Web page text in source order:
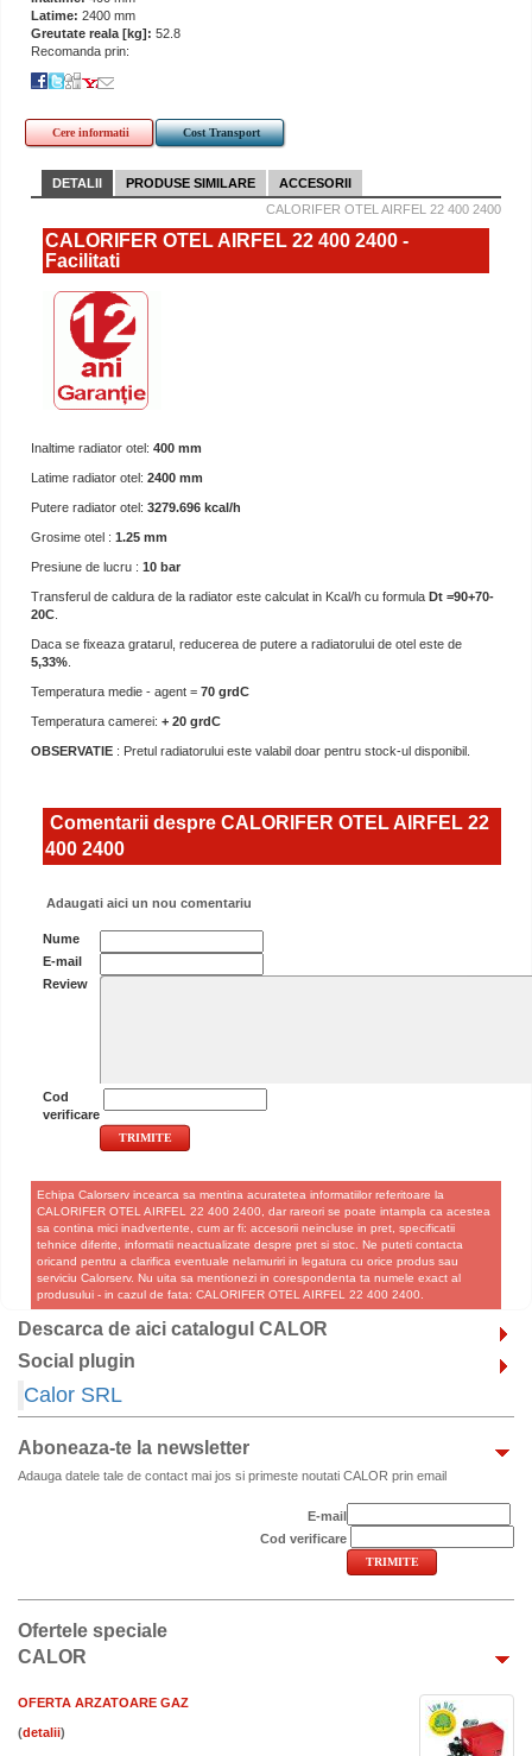
Latime: 2400 mm
Greutate reala [kg]: 52.8
Recomanda prin:
Cere informatii Cost Transport
DETALII PRODUSE SIMILARE
ACCESORII
CALORIFER OTEL AIRFEL 22 400 2400
CALORIFER OTEL AIRFEL 22 400 2400 -
Facilitati
Inaltime radiator otel: 400 mm
Latime radiator otel: 2400 mm
Putere radiator otel: 3279.696 kcal/h
Grosime otel : 1.25 mm
Presiune de lucru : 10 bar
Transferul de caldura de la radiator este calculat in Kcal/h cu formula Dt =90+70-
20C
Daca se fixeaza gratarul, reducerea de putere a radiatorului de otel este de
5,33%
Temperatura medie - agent = 70 grdC
Temperatura camerei: + 20 grdC
OBSERVATIE : Pretul radiatorului este valabil doar pentru stock-ul disponibil.
Comentarii despre CALORIFER OTEL AIRFEL 22
400 2400
Adaugati aici un nou comentariu
Nume
E-mail
Review
Cod
verificare
Echipa Calorserv incearca sa mentina acuratetea informatiilor referitoare la
CALORIFER OTEL AIRFEL 22 400 2400, dar rareori se poate intampla ca acestea
sa contina mici inadvertente, cum ar fi: accesorii neincluse in pret, specificatii
tehnice diferite, informatii neactualizate despre pret si stoc. Ne puteti contacta
oricand pentru a clarifica eventuale nelamuriri in legatura cu orice produs sau
serviciu Calorserv. Nu uita sa mentionezi in corespondenta ta numele exact al
produsului - in cazul de fata: CALORIFER OTEL AIRFEL 22 400 2400.
Descarca de aici catalogul CALOR
Social plugin
Calor SRL
Aboneaza-te la newsletter
Adauga datele tale de contact mai jos si primeste noutati CALOR prin email
E-mail
Cod verificare
Ofertele speciale
CALOR
OFERTA ARZATOARE GAZ
( )